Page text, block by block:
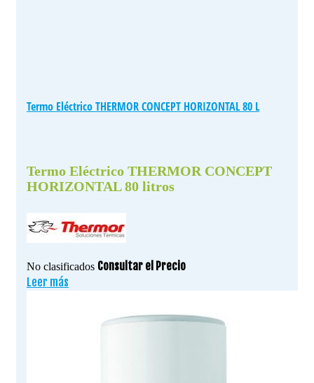
Termo Eléctrico THERMOR CONCEPT HORIZONTAL 80 L
Termo Eléctrico THERMOR CONCEPT
HORIZONTAL 80 litros
No clasificados Consultar el Precio
Leer más